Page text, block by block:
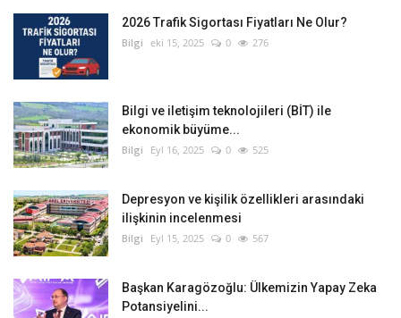
2026 Trafik Sigortası Fiyatları Ne Olur?
Bilgi eki 15, 2025 0 276
Bilgi ve iletişim teknolojileri (BİT) ile
ekonomik büyüme...
Bilgi Eyl 16, 2025 0 525
Depresyon ve kişilik özellikleri arasındaki
ilişkinin incelenmesi
Bilgi Eyl 15, 2025 0 567
Başkan Karagözoğlu: Ülkemizin Yapay Zeka
Potansiyelini...